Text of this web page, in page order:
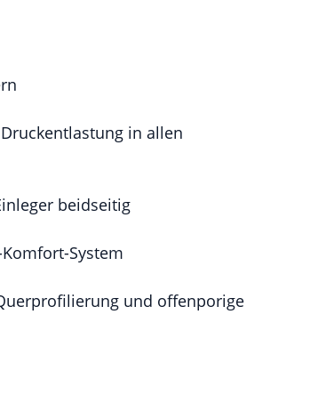
in allen
beidseitig
System
und offenporige